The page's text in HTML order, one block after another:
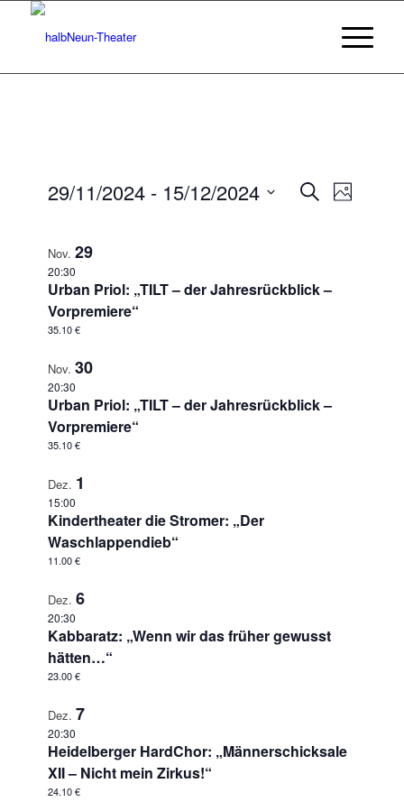
SucheFoto
29/11/2024 - 15/12/2024
Nov.29
20:30
Urban Priol: „TILT – der Jahresrückblick –
Vorpremiere“
35.10 €
Nov.30
20:30
Urban Priol: „TILT – der Jahresrückblick –
Vorpremiere“
35.10 €
Dez. 1
15:00
Kindertheater die Stromer: „Der
Waschlappendieb“
11.00 €
Dez.6
20:30
Kabbaratz: „Wenn wir das früher gewusst
hätten…“
23.00 €
Dez.7
20:30
Heidelberger HardChor: „Männerschicksale
XII – Nicht mein Zirkus!“
24.10 €